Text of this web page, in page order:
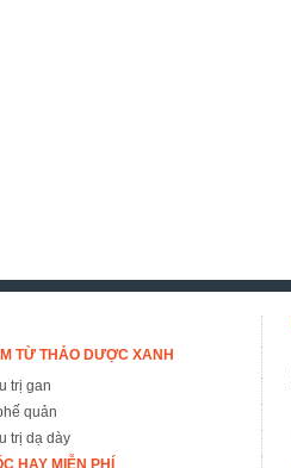
TỪ THẢO DƯỢC XANH
trị gan
quản
trị dạ dày
HAY MIỄN PHÍ